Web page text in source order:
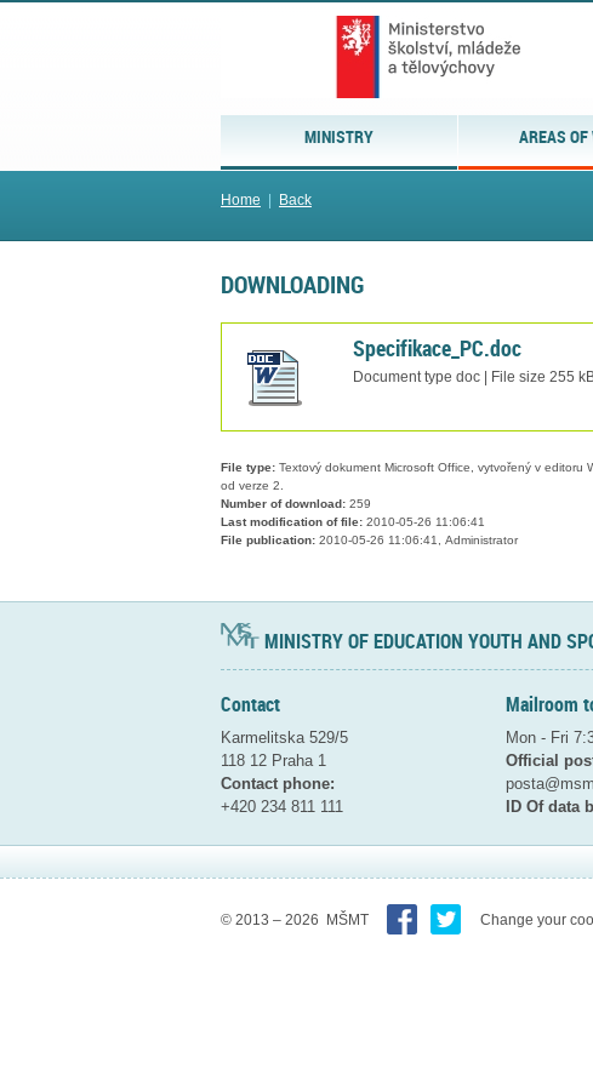
MINISTRY AREAS OF
Home Back
DOWNLOADING
Specifikace_PC.doc
Document type doc | File size 255
File type: Textový dokument Microsoft Office, vytvořený v editoru
od verze 2.
Number of download: 259
Last modification of file: 2010-05-26 11:06:41
File publication: 2010-05-26 11:06:41, Administrator
MINISTRY OF EDUCATION YOUTH AND
Contact
Karmelitska 529/5
118 12 Praha 1
Contact phone:
+420 234 811 111
Mailroom
Mon - Fri
Official
ID Of data
© 2013 – 2026 MŠMT Change your